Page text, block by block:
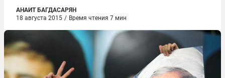
АНАИТ БАГДАСАРЯН
18 августа 2015 / Время чтения 7 мин